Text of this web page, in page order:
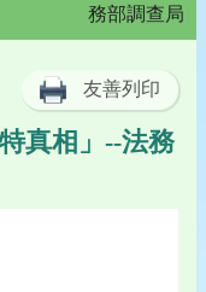
務部調查局
友善列印
真相」--法務